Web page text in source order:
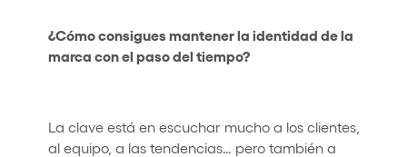
¿Cómo consigues mantener la identidad de la
marca con el paso del tiempo?
La clave está en escuchar mucho a los clientes,
al equipo, a las tendencias… pero también a